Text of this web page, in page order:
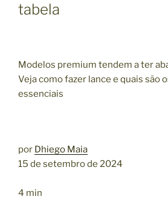
tabela
Modelos premium tendem a ter
Veja como fazer lance e quais são
essenciais
por Dhiego Maia
15 de setembro de 2024
4 min